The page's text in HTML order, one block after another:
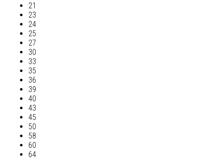
21
23
24
25
27
30
33
35
36
39
40
43
45
50
58
60
64